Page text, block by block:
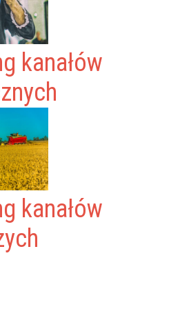
kanałów
kanałów